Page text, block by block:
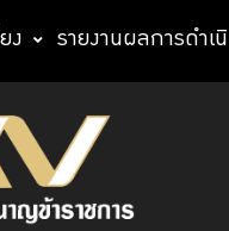
ง รายงานผลการดำเ
ลงทุน
กบข.